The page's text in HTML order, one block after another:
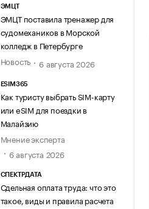
ЭМЦТ
ЭМЦТ поставила тренажер для
судомехаников в Морской
колледж в Петербурге
Новость
6 августа 2026
ESIM365
Как туристу выбрать SIM-карту
или eSIM для поездки в
Малайзию
Мнение эксперта
6 августа 2026
СПЕКТРДАТА
Сдельная оплата труда: что это
такое, виды и правила расчета